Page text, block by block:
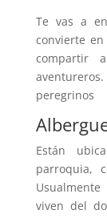
Te vas a
convierte
compartir
peregrinos
Están
parroquia,
viven del